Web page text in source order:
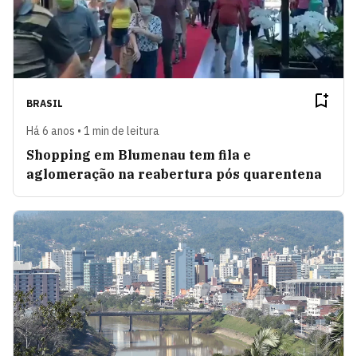
BRASIL
Há 6 anos • 1 min de leitura
Shopping em Blumenau tem fila e
aglomeração na reabertura pós quarentena